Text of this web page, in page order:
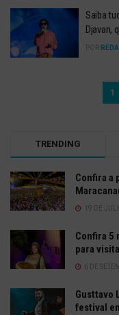
Saiba
Djavan,
POR
1
TRENDING
Confira a
19 DE
Confira 5
para
6 DE
Gusttavo
festival